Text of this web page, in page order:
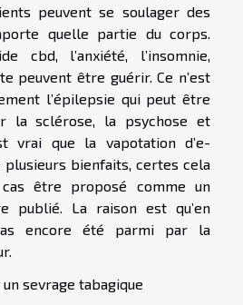
peuvent se soulager des
quelle partie du corps.
cbd, l’anxiété, l’insomnie,
peuvent être guérir. Ce n’est
l’épilepsie qui peut être
la sclérose, la psychose et
vrai que la vapotation d’e-
bienfaits, certes cela
être proposé comme un
publié. La raison est qu’en
encore été parmi par la
sevrage tabagique